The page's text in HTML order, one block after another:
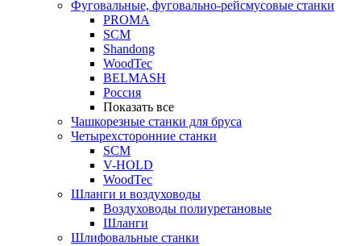
Фуговальные, фуговально-рейсмусовые станки
PROMA
SCM
Shandong
WoodTec
BELMASH
Россия
Показать все
Чашкорезные станки для бруса
Четырехсторонние станки
SCM
V-HOLD
WoodTec
Шланги и воздуховоды
Воздуховоды полиуретановые
Шланги
Шлифовальные станки